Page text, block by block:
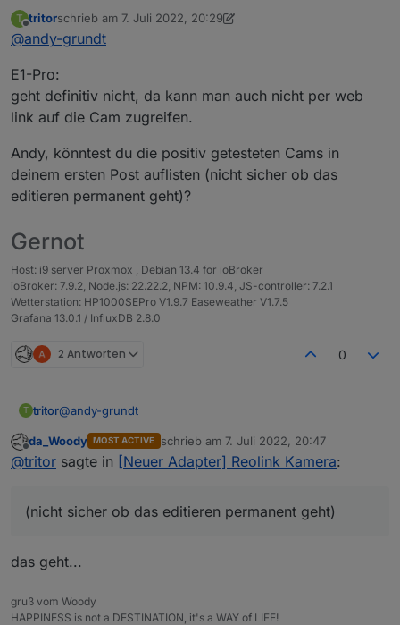
bin und es dafür noch keinen Adapter gibt, würde
ich mich gerne an der Entwicklung eines
Request.
https://github.com/ioBroker/AdapterRequests/iss
ues/596)
Aktuell habe ich schon einen Prototypen
entwickelt, welcher auch schon getestet werden
Kamera Infos auslesen
Netzwerk Infos auslesen
Motion Detection überwachen
Eine offizielle API Doku seitens Reolink gibt es
leider nicht wirklich, dafür aber folgendes
https://drive.google.com/drive/folders/19vQBJia0
wKvzwscA-EpTDSFV5OfNYUL6
sehr.
Fragen, wünsche oder Anregungen sind gerne
gesehen.
Viele Grüße
Andy
T
Offline
tritorschrieb am 7. Juli 2022, 20:29
zuletzt editiert von tritor 7. Juli 2022, 22:37
@andy-grundt
E1-Pro:
geht definitiv nicht, da kann man auch nicht per web
link auf die Cam zugreifen.
Andy, könntest du die positiv getesteten Cams in
deinem ersten Post auflisten (nicht sicher ob das
editieren permanent geht)?
Gernot
Host: i9 server Proxmox , Debian 13.4 for ioBroker
ioBroker: 7.9.2, Node.js: 22.22.2, NPM: 10.9.4, JS-controller: 7.2.1
Wetterstation: HP1000SEPro V1.9.7 Easeweather V1.7.5
Grafana 13.0.1 / InfluxDB 2.8.0
2 Antworten 0
T tritor@andy-grundt
E1-Pro:
geht definitiv nicht, da kann man auch nicht per web link
permanent geht)?
Offline
da_Woody MOST ACTIVE schrieb am 7. Juli 2022, 20:47
zuletzt editiert von
@tritor sagte in [Neuer Adapter] Reolink Kamera:
(nicht sicher ob das editieren permanent geht)
das geht...
gruß vom Woody
HAPPINESS is not a DESTINATION, it's a WAY of LIFE!